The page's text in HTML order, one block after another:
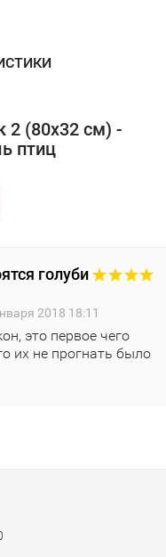
2 (80х32 см) -
птиц
голуби
2018 18:11
это первое чего
их не прогнать было